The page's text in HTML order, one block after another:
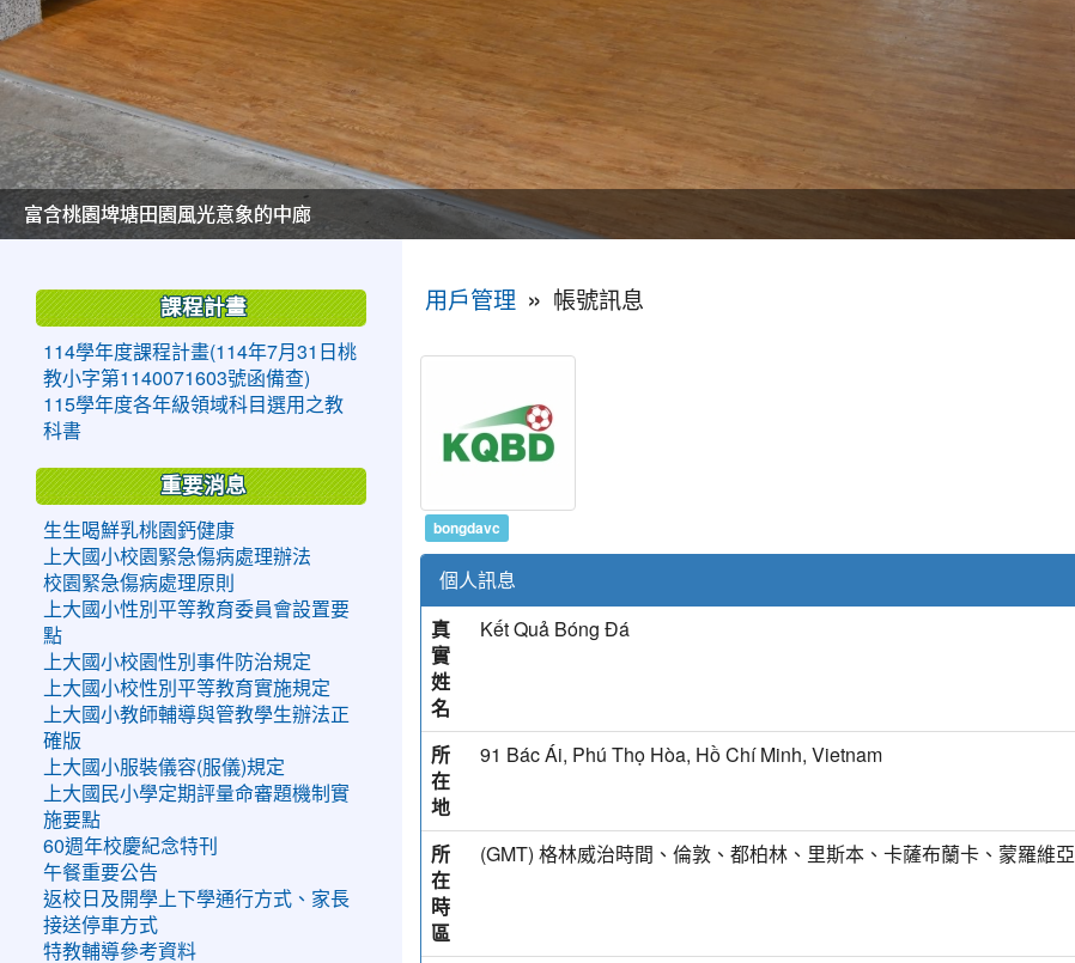
美麗的操場是我們活力的來源
美麗的操場是我們活力的來源
煥然一新的小司令台
煥然一新的小司令台
富含桃園埤塘田園風光意象的中廊
富含桃園埤塘田園風光意象的中廊
嶄新的中庭廣場
嶄新的中庭廣場
水生池生生不息
水生池生生不息
用戶管理 » 帳號訊息
bongdavc
個人訊息
真
實
姓
名
Kết Quả Bóng Đá
所
在
地
91 Bác Ái, Phú Thọ Hòa, Hồ Chí Minh, Vietnam
所
在
時
區
(GMT) 格林威治時間、倫敦、都柏林、里斯本、卡薩布蘭卡、蒙羅維亞
課程計畫
114學年度課程計畫(114年7月31日桃
教小字第1140071603號函備查)
115學年度各年級領域科目選用之教
科書
重要消息
生生喝鮮乳桃園鈣健康
上大國小校園緊急傷病處理辦法
校園緊急傷病處理原則
上大國小性別平等教育委員會設置要
點
上大國小校園性別事件防治規定
上大國小校性別平等教育實施規定
上大國小教師輔導與管教學生辦法正
確版
上大國小服裝儀容(服儀)規定
上大國民小學定期評量命審題機制實
施要點
60週年校慶紀念特刊
午餐重要公告
返校日及開學上下學通行方式、家長
接送停車方式
特教輔導參考資料